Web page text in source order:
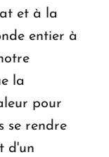
et à la
entier à
la
pour
se rendre
d'un